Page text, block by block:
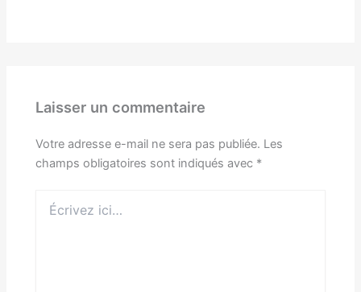
Laisser un commentaire
Votre adresse e-mail ne sera pas publiée. Les
champs obligatoires sont indiqués avec *
ici…